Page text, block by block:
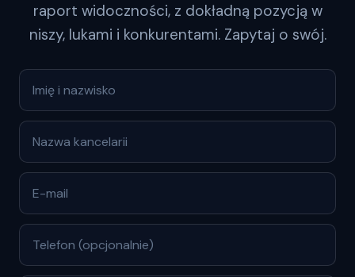
raport widoczności, z dokładną pozycją w
niszy, lukami i konkurentami. Zapytaj o swój.